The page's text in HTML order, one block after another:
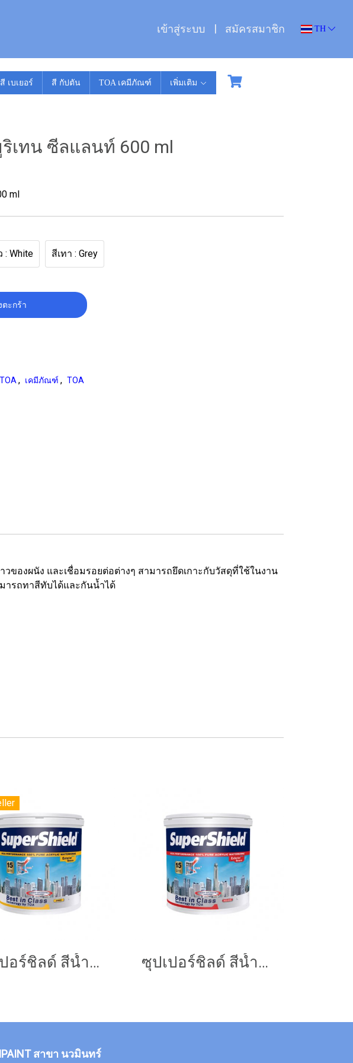
เข้าสู่ระบบ สมัครสมาชิก TH
สี เบเยอร์ สี กัปตัน TOA เคมีภัณฑ์ เพิ่มเติม
เทน ซีลแลนท์ 600 ml
ml
: White สีเทา : Grey
ตะกร้า
TOA , เคมีภัณฑ์ , TOA
องผนัง และเชื่อมรอยต่อต่างๆ สามารถยึดเกาะกับวัสดุที่ใช้ในงาน
ารถทาสีทับได้และกันน้ำได้
ซุปเปอร์ชิลด์ สีน้ำอะคริลิก ชนิดเนียน ซุปเปอร์ชิลด์ สีน้ำอะคริลิก ชนิดกึ่งเงา
สาขา นวมินทร์